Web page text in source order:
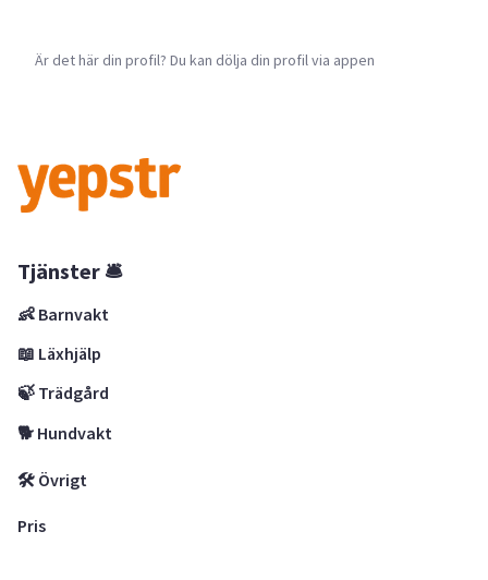
Är det här din profil? Du kan dölja din profil via appen
Tjänster 🛎
👶 Barnvakt
📖 Läxhjälp
🍃 Trädgård
🐕 Hundvakt
🛠 Övrigt
Pris